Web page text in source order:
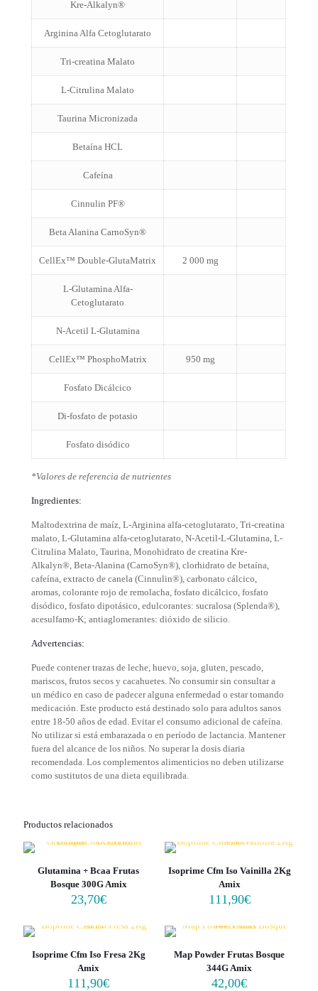
Kre-Alkalyn®
Arginina Alfa Cetoglutarato
Tri-creatina Malato
L-Citrulina Malato
Taurina Micronizada
Betaína HCL
Cafeína
Cinnulin PF®
Beta Alanina CarnoSyn®
CellEx™ Double-GlutaMatrix 2 000 mg
L-Glutamina Alfa-
Cetoglutarato
N-Acetil L-Glutamina
CellEx™ PhosphoMatrix 950 mg
Fosfato Dicálcico
Di-fosfato de potasio
Fosfato disódico
*Valores de referencia de nutrientes
Ingredientes:
Maltodextrina de maíz, L-Arginina alfa-cetoglutarato, Tri-creatina
malato, L-Glutamina alfa-cetoglutarato, N-Acetil-L-Glutamina, L-
Citrulina Malato, Taurina, Monohidrato de creatina Kre-
Alkalyn®, Beta-Alanina (CarnoSyn®), clorhidrato de betaína,
cafeína, extracto de canela (Cinnulin®), carbonato cálcico,
aromas, colorante rojo de remolacha, fosfato dicálcico, fosfato
disódico, fosfato dipotásico, edulcorantes: sucralosa (Splenda®),
acesulfamo-K; antiaglomerantes: dióxido de silicio.
Advertencias:
Puede contener trazas de leche, huevo, soja, gluten, pescado,
mariscos, frutos secos y cacahuetes. No consumir sin consultar a
un médico en caso de padecer alguna enfermedad o estar tomando
medicación. Este producto está destinado solo para adultos sanos
entre 18-50 años de edad. Evitar el consumo adicional de cafeína.
No utilizar si está embarazada o en período de lactancia. Mantener
fuera del alcance de los niños. No superar la dosis diaria
recomendada. Los complementos alimenticios no deben utilizarse
como sustitutos de una dieta equilibrada.
Productos relacionados
Glutamina + Bcaa Frutas
Bosque 300G Amix
23,70€
Isoprime Cfm Iso Vainilla 2Kg
Amix
111,90€
Isoprime Cfm Iso Fresa 2Kg
Amix
111,90€
Map Powder Frutas Bosque
344G Amix
42,00€